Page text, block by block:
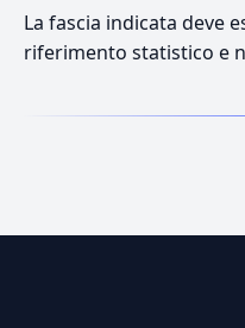
La fascia indicata deve
riferimento statistico e